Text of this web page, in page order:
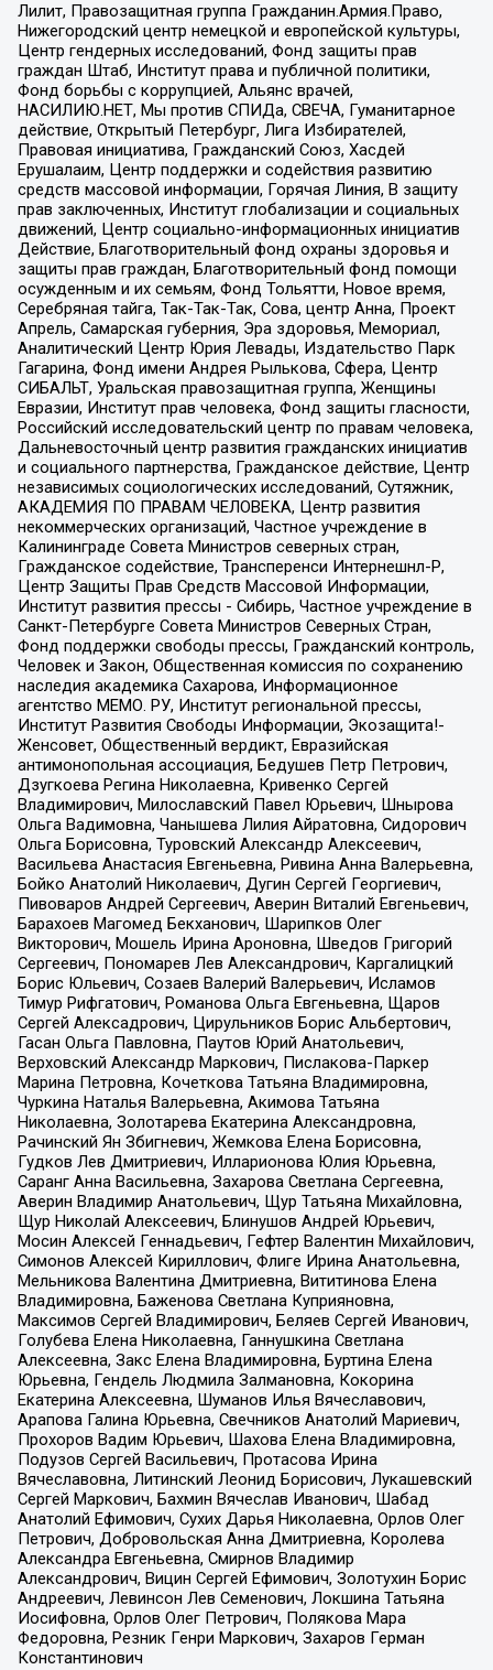
Лилит, Правозащитная группа Гражданин.Армия.Право,
Нижегородский центр немецкой и европейской культуры,
Центр гендерных исследований, Фонд защиты прав
граждан Штаб, Институт права и публичной политики,
Фонд борьбы с коррупцией, Альянс врачей,
НАСИЛИЮ.НЕТ, Мы против СПИДа, СВЕЧА, Гуманитарное
действие, Открытый Петербург, Лига Избирателей,
Правовая инициатива, Гражданский Союз, Хасдей
Ерушалаим, Центр поддержки и содействия развитию
средств массовой информации, Горячая Линия, В защиту
прав заключенных, Институт глобализации и социальных
движений, Центр социально-информационных инициатив
Действие, Благотворительный фонд охраны здоровья и
защиты прав граждан, Благотворительный фонд помощи
осужденным и их семьям, Фонд Тольятти, Новое время,
Серебряная тайга, Так-Так-Так, Сова, центр Анна, Проект
Апрель, Самарская губерния, Эра здоровья, Мемориал,
Аналитический Центр Юрия Левады, Издательство Парк
Гагарина, Фонд имени Андрея Рылькова, Сфера, Центр
СИБАЛЬТ, Уральская правозащитная группа, Женщины
Евразии, Институт прав человека, Фонд защиты гласности,
Российский исследовательский центр по правам человека,
Дальневосточный центр развития гражданских инициатив
и социального партнерства, Гражданское действие, Центр
независимых социологических исследований, Сутяжник,
АКАДЕМИЯ ПО ПРАВАМ ЧЕЛОВЕКА, Центр развития
некоммерческих организаций, Частное учреждение в
Калининграде Совета Министров северных стран,
Гражданское содействие, Трансперенси Интернешнл-Р,
Центр Защиты Прав Средств Массовой Информации,
Институт развития прессы - Сибирь, Частное учреждение в
Санкт-Петербурге Совета Министров Северных Стран,
Фонд поддержки свободы прессы, Гражданский контроль,
Человек и Закон, Общественная комиссия по сохранению
наследия академика Сахарова, Информационное
агентство МЕМО. РУ, Институт региональной прессы,
Институт Развития Свободы Информации, Экозащита!-
Женсовет, Общественный вердикт, Евразийская
антимонопольная ассоциация, Бедушев Петр Петрович,
Дзугкоева Регина Николаевна, Кривенко Сергей
Владимирович, Милославский Павел Юрьевич, Шнырова
Ольга Вадимовна, Чанышева Лилия Айратовна, Сидорович
Ольга Борисовна, Туровский Александр Алексеевич,
Васильева Анастасия Евгеньевна, Ривина Анна Валерьевна,
Бойко Анатолий Николаевич, Дугин Сергей Георгиевич,
Пивоваров Андрей Сергеевич, Аверин Виталий Евгеньевич,
Барахоев Магомед Бекханович, Шарипков Олег
Викторович, Мошель Ирина Ароновна, Шведов Григорий
Сергеевич, Пономарев Лев Александрович, Каргалицкий
Борис Юльевич, Созаев Валерий Валерьевич, Исламов
Тимур Рифгатович, Романова Ольга Евгеньевна, Щаров
Сергей Алексадрович, Цирульников Борис Альбертович,
Гасан Ольга Павловна, Паутов Юрий Анатольевич,
Верховский Александр Маркович, Пислакова-Паркер
Марина Петровна, Кочеткова Татьяна Владимировна,
Чуркина Наталья Валерьевна, Акимова Татьяна
Николаевна, Золотарева Екатерина Александровна,
Рачинский Ян Збигневич, Жемкова Елена Борисовна,
Гудков Лев Дмитриевич, Илларионова Юлия Юрьевна,
Саранг Анна Васильевна, Захарова Светлана Сергеевна,
Аверин Владимир Анатольевич, Щур Татьяна Михайловна,
Щур Николай Алексеевич, Блинушов Андрей Юрьевич,
Мосин Алексей Геннадьевич, Гефтер Валентин Михайлович,
Симонов Алексей Кириллович, Флиге Ирина Анатольевна,
Мельникова Валентина Дмитриевна, Вититинова Елена
Владимировна, Баженова Светлана Куприяновна,
Максимов Сергей Владимирович, Беляев Сергей Иванович,
Голубева Елена Николаевна, Ганнушкина Светлана
Алексеевна, Закс Елена Владимировна, Буртина Елена
Юрьевна, Гендель Людмила Залмановна, Кокорина
Екатерина Алексеевна, Шуманов Илья Вячеславович,
Арапова Галина Юрьевна, Свечников Анатолий Мариевич,
Прохоров Вадим Юрьевич, Шахова Елена Владимировна,
Подузов Сергей Васильевич, Протасова Ирина
Вячеславовна, Литинский Леонид Борисович, Лукашевский
Сергей Маркович, Бахмин Вячеслав Иванович, Шабад
Анатолий Ефимович, Сухих Дарья Николаевна, Орлов Олег
Петрович, Добровольская Анна Дмитриевна, Королева
Александра Евгеньевна, Смирнов Владимир
Александрович, Вицин Сергей Ефимович, Золотухин Борис
Андреевич, Левинсон Лев Семенович, Локшина Татьяна
Иосифовна, Орлов Олег Петрович, Полякова Мара
Федоровна, Резник Генри Маркович, Захаров Герман
Константинович